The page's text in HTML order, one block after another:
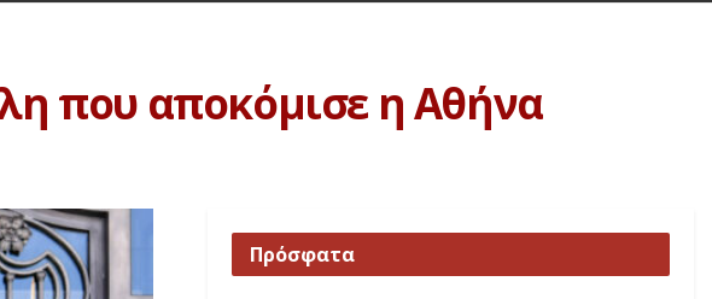
που αποκόμισε η Αθήνα
Πρόσφατα